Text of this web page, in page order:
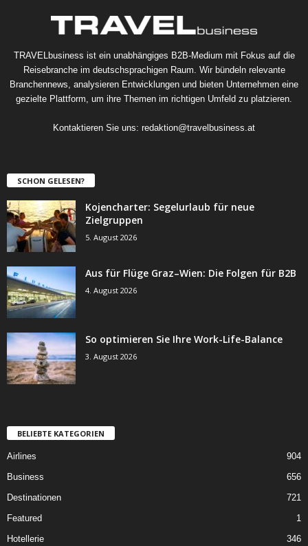
TRAVELbusiness ist ein unabhängiges B2B-Medium mit Fokus auf die
Reisebranche im deutschsprachigen Raum. Wir bündeln relevante
Branchennews, analysieren Entwicklungen und bieten Unternehmen eine
gezielte Plattform, um ihre Themen im richtigen Umfeld zu platzieren.
Kontaktieren Sie uns: redaktion@travelbusiness.at
SCHON GELESEN?
Kojencharter: Segelurlaub für neue
Zielgruppen
5. August 2026
Aus für Flüge Graz–Wien: Die Folgen für B2B
4. August 2026
So optimieren Sie Ihre Work-Life-Balance
3. August 2026
BELIEBTE KATEGORIEN
Airlines
904
Business
656
Destinationen
721
Featured
1
Hotellerie
346